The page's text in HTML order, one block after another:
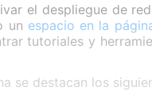
el despliegue de
un espacio en la
tutoriales y
se destacan los